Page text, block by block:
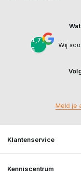
4,7 /
5
Wij
Meld je
Klantenservice
Kenniscentrum